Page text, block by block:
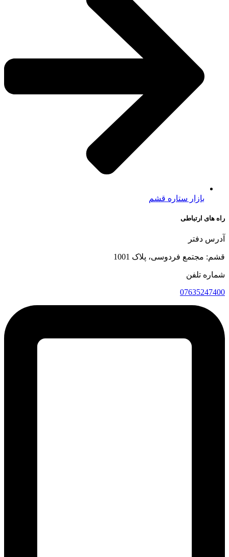
بازار ستاره قشم
راه های ارتباطی
آدرس دفتر
قشم: مجتمع فردوسی، پلاک 1001
شماره تلفن
07635247400